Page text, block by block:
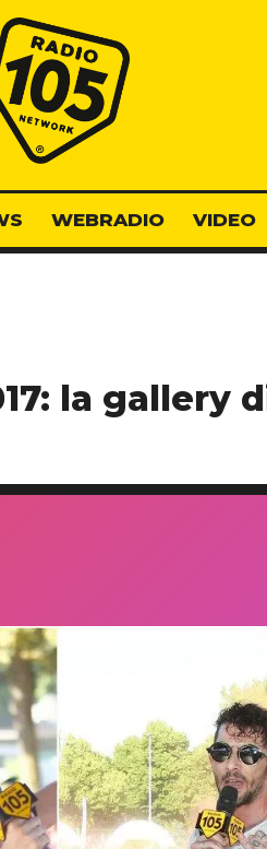
Radio 105
WEBRADIO VIDEO
la gallery